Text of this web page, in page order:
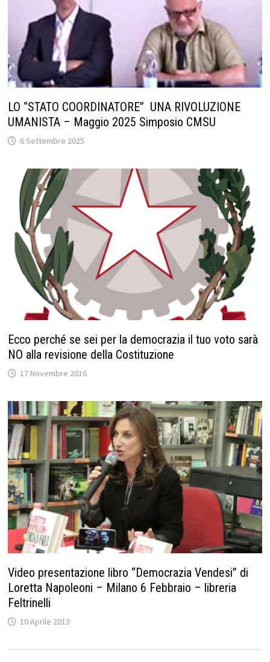
LO “STATO COORDINATORE” UNA RIVOLUZIONE
UMANISTA – Maggio 2025 Simposio CMSU
6 Settembre 2025
Ecco perché se sei per la democrazia il tuo voto sarà
NO alla revisione della Costituzione
17 Novembre 2016
Video presentazione libro “Democrazia Vendesi” di
Loretta Napoleoni – Milano 6 Febbraio – libreria
Feltrinelli
10 Aprile 2013